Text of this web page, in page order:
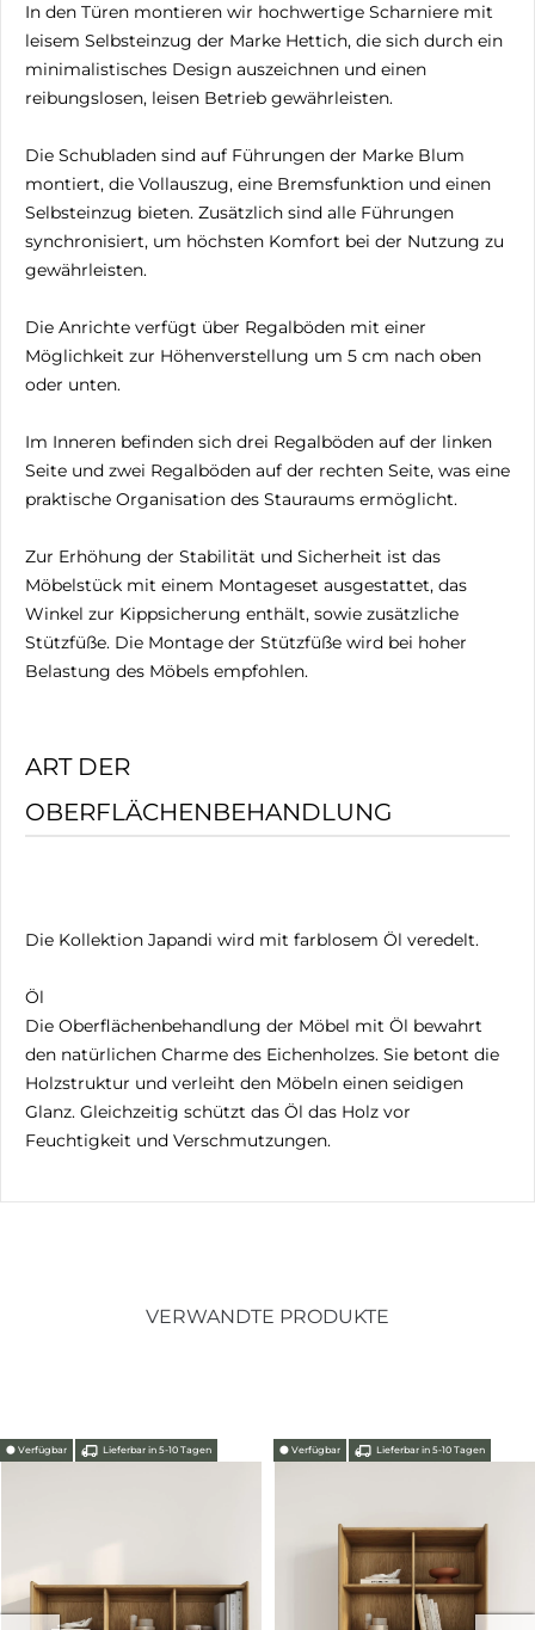
In den Türen montieren wir hochwertige Scharniere mit
leisem Selbsteinzug der Marke Hettich, die sich durch ein
minimalistisches Design auszeichnen und einen
reibungslosen, leisen Betrieb gewährleisten.
Die Schubladen sind auf Führungen der Marke Blum
montiert, die Vollauszug, eine Bremsfunktion und einen
Selbsteinzug bieten. Zusätzlich sind alle Führungen
synchronisiert, um höchsten Komfort bei der Nutzung zu
gewährleisten.
Die Anrichte verfügt über Regalböden mit einer
Möglichkeit zur Höhenverstellung um 5 cm nach oben
oder unten.
Im Inneren befinden sich drei Regalböden auf der linken
Seite und zwei Regalböden auf der rechten Seite, was eine
praktische Organisation des Stauraums ermöglicht.
Zur Erhöhung der Stabilität und Sicherheit ist das
Möbelstück mit einem Montageset ausgestattet, das
Winkel zur Kippsicherung enthält, sowie zusätzliche
Stützfüße. Die Montage der Stützfüße wird bei hoher
Belastung des Möbels empfohlen.
ART DER
OBERFLÄCHENBEHANDLUNG
Die Kollektion Japandi wird mit farblosem Öl veredelt.
Öl
Die Oberflächenbehandlung der Möbel mit Öl bewahrt
den natürlichen Charme des Eichenholzes. Sie betont die
Holzstruktur und verleiht den Möbeln einen seidigen
Glanz. Gleichzeitig schützt das Öl das Holz vor
Feuchtigkeit und Verschmutzungen.
VERWANDTE PRODUKTE
⬤ Verfügbar Lieferbar in 5-10 Tagen ⬤ Verfügbar Lieferbar in 5-10 Tagen